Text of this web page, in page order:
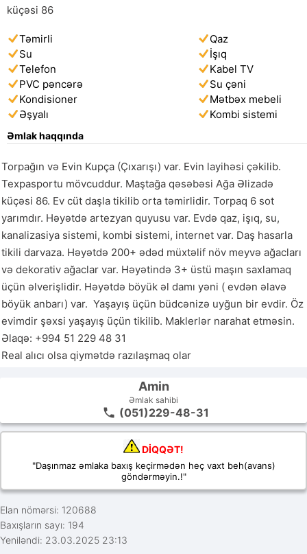
küçəsi 86
Təmirli
Qaz
Su
İşıq
Telefon
Kabel TV
PVC pəncərə
Su çəni
Kondisioner
Mətbəx mebeli
Əşyalı
Kombi sistemi
Əmlak haqqında
Torpağın və Evin Kupça (Çıxarışı) var. Evin layihəsi çəkilib.
Texpasportu mövcuddur. Maştağa qəsəbəsi Ağa Əlizadə
küçəsi 86. Ev cüt daşla tikilib orta təmirlidir. Torpaq 6 sot
yarımdır. Həyətdə artezyan quyusu var. Evdə qaz, işıq, su,
kanalizasiya sistemi, kombi sistemi, internet var. Daş hasarla
tikili darvaza. Həyətdə 200+ ədəd müxtəlif növ meyvə ağacları
və dekorativ ağaclar var. Həyətində 3+ üstü maşın saxlamaq
üçün əlverişlidir. Həyətdə böyük əl damı yəni ( evdən əlavə
böyük anbarı) var.  Yaşayış üçün büdcənizə uyğun bir evdir. Öz
evimdir şəxsi yaşayış üçün tikilib. Maklerlər narahat etməsin.
Əlaqə: +994 51 229 48 31
Real alıcı olsa qiymətdə razılaşmaq olar
Amin
Əmlak sahibi
(051)229-48-31
DİQQƏT!
"Daşınmaz əmlaka baxış keçirmədən heç vaxt beh(avans)
göndərməyin.!"
Elan nömərsi: 120688
Baxışların sayı: 194
Yeniləndi: 23.03.2025 23:13